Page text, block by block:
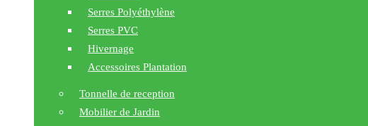
Serres Polyéthylène
Serres PVC
Hivernage
Accessoires Plantation
Tonnelle de reception
Mobilier de Jardin